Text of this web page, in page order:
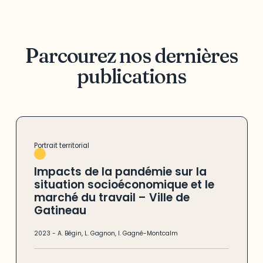
Parcourez nos dernières
publications
Portrait territorial
Impacts de la pandémie sur la
situation socioéconomique et le
marché du travail – Ville de
Gatineau
2023-A. Bégin, L. Gagnon, I. Gagné-Montcalm